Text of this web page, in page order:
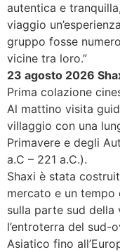
autentica e
viaggio
gruppo fosse
vicine tra loro.”
23 agosto 2026
Prima colazione
Al mattino visita
villaggio con una
Primavere e degli
a.C – 221 a.C.).
Shaxi è stata
mercato e un
sulla parte sud della
l’entroterra del sud-
Asiatico fino